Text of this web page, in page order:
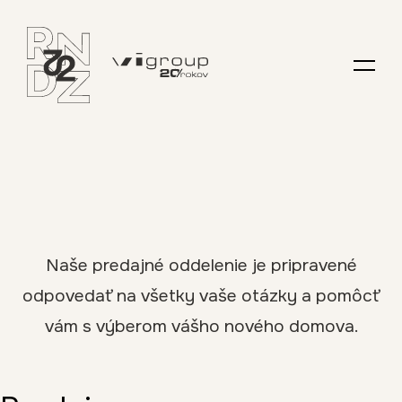
Naše predajné oddelenie je pripravené
odpovedať na všetky vaše otázky a pomôcť
vám s výberom vášho nového domova.